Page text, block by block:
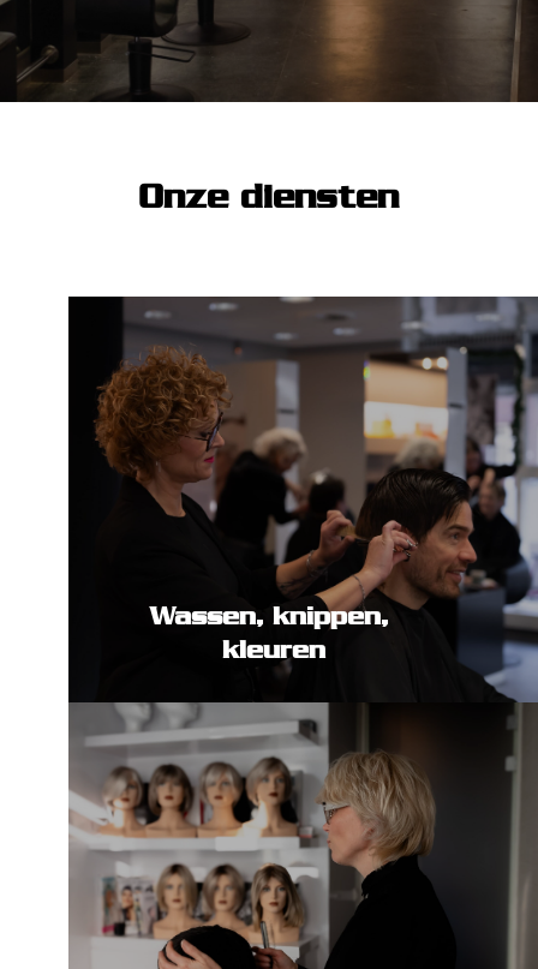
Onze diensten
Wassen, knippen,
kleuren